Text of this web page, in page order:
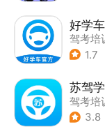
好学车
驾考培
1.7
苏驾
驾考培
3.8